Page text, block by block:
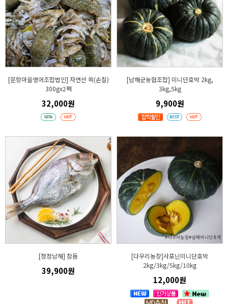
[문항마을영어조합법인] 자연산 쏙(손질)
300gx2팩
32,000원
[남해군농협조합] 미니단호박 2kg,
3kg,5kg
9,900원
[청정남해] 참돔
39,900원
[다우리농장]사포닌미니단호박
2kg/3kg/5kg/10kg
12,000원